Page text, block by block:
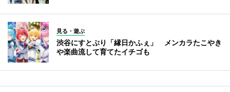
見る・遊ぶ
渋谷にすとぷり「縁日かふぇ」 メンカラたこやき
や楽曲流して育てたイチゴも